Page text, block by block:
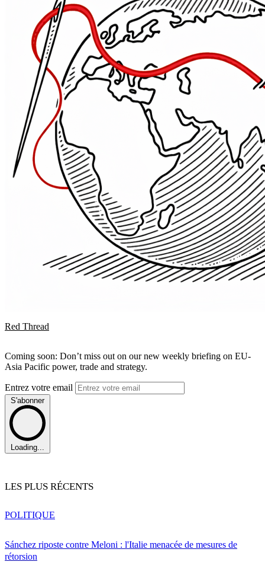
Red Thread
Coming soon: Don’t miss out on our new weekly briefing on EU-
Asia Pacific power, trade and strategy.
Entrez votre email
S'abonner
Loading...
LES PLUS RÉCENTS
Sánchez riposte contre Meloni : l'Italie menacée de mesures de
rétorsion
POLITIQUE